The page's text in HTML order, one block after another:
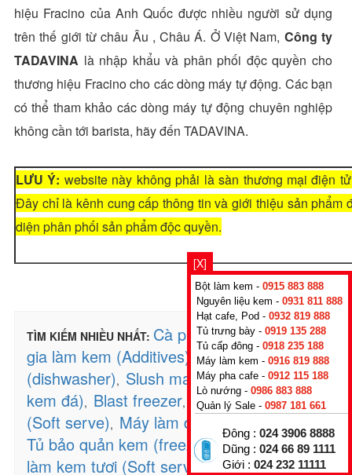
hiệu Fracino của Anh Quốc được nhiều người sử dụng
trên thế giới từ châu Âu , Châu Á. Ở Việt Nam, Công ty
TADAVINA là nhập khẩu và phân phối độc quyền cho
thương hiệu Fracino cho các dòng máy tự động. Các bạn
có thể tham khảo các dòng máy tự động chuyên nghiệp
không cần tới barista, hãy đến TADAVINA.
LƯU Ý: website này không phải là sàn thương mại điện
Đây chỉ là kênh cung cấp thông tin và giới thiệu sản phẩm
diện phân phối sản phẩm độc quyền.
TÌM KIẾM NHIỀU NHẤT: Cà phê (Coffee) ,Phụ
gia làm kem (Additives)
,Máy rửa chén bát
(dishwasher), Slush machines (máy làm
kem đá), Blast freezer,
Bột làm kem tươi
(Soft serve), Máy làm đá ( Ice machine)
Tủ bảo quản kem (freezer cabinet),Máy
làm kem tươi (Soft serve), Máy đánh bột
[X]
Bột làm kem - 0915 883 888
Nguyên liệu kem - 0931 811 888
Hạt cafe, Pod - 0932 819 888
Tủ trưng bày - 0919 135 288
Tủ cấp đông - 0918 235 188
Máy làm kem - 0916 819 888
Máy pha cafe - 0912 115 188
Lò nướng - 0986 883 888
Quản lý Sale - 0987 181 661
Đông : 024 3906 8888
Dũng : 024 66 89 1111
Giới : 024 232 11111